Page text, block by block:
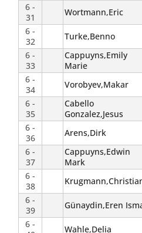
6 -
31
Wortmann,Eric
6 -
32
Turke,Benno
6 -
33
Cappuyns,Emily
Marie
6 -
34
Vorobyev,Makar
6 -
35
Cabello
Gonzalez,Jesus
6 -
36
Arens,Dirk
6 -
37
Cappuyns,Edwin
Mark
6 -
38
6 -
39
Günaydin,Eren
6 -
Wahle,Delia